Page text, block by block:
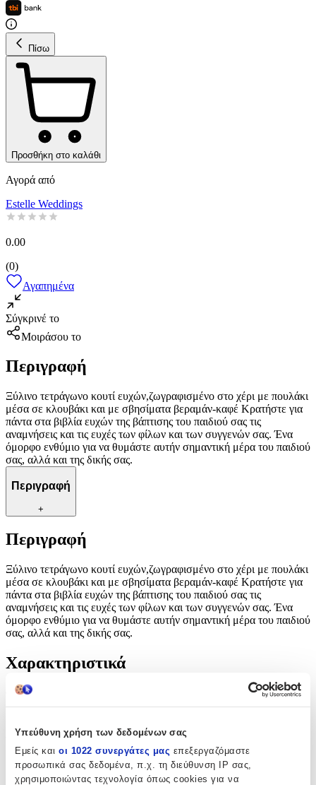
Υπεύθυνη χρήση των δεδομένων σας
Εμείς και οι 1022 συνεργάτες μας επεξεργαζόμαστε
προσωπικά σας δεδομένα, π.χ. τη διεύθυνση IP σας,
χρησιμοποιώντας τεχνολογία όπως cookies για να
Πίσω
Προσθήκη στο καλάθι
Αγορά από
Estelle Weddings
0.00
(0)
Αγαπημένα
Σύγκρινέ το
Μοιράσου το
Περιγραφή
Ξύλινο τετράγωνο κουτί ευχών,ζωγραφισμένο στο χέρι με πουλάκι
μέσα σε κλουβάκι και με σβησίματα βεραμάν-καφέ Κρατήστε για
πάντα στα βιβλία ευχών της βάπτισης του παιδιού σας τις
αναμνήσεις και τις ευχές των φίλων και των συγγενών σας. Ένα
όμορφο ενθύμιο για να θυμάστε αυτήν σημαντική μέρα του παιδιού
σας, αλλά και της δικής σας.
Περιγραφή
+
Περιγραφή
Ξύλινο τετράγωνο κουτί ευχών,ζωγραφισμένο στο χέρι με πουλάκι
μέσα σε κλουβάκι και με σβησίματα βεραμάν-καφέ Κρατήστε για
πάντα στα βιβλία ευχών της βάπτισης του παιδιού σας τις
αναμνήσεις και τις ευχές των φίλων και των συγγενών σας. Ένα
όμορφο ενθύμιο για να θυμάστε αυτήν σημαντική μέρα του παιδιού
σας, αλλά και της δικής σας.
Χαρακτηριστικά
Φύλο:
Ξύλο